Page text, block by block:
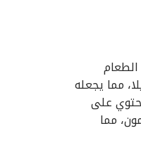
مما يجعله
على
مما